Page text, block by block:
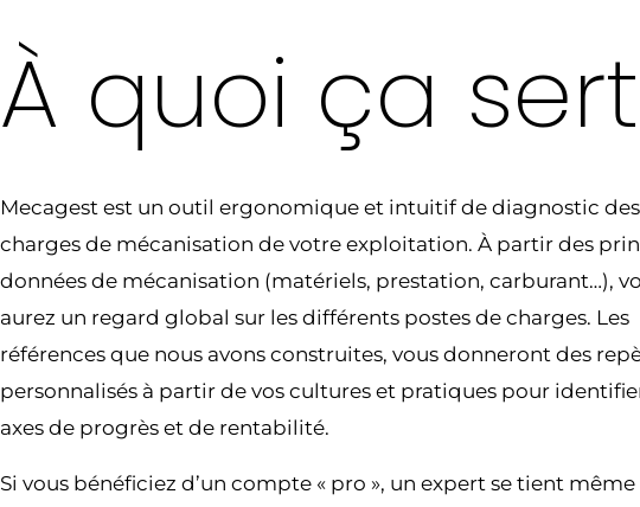
À quoi ça
Mecagest est un outil ergonomique et intuitif de diagnostic des
charges de mécanisation de votre exploitation. À partir des
données de mécanisation (matériels, prestation, carburant…),
aurez un regard global sur les différents postes de charges. Les
références que nous avons construites, vous donneront des
personnalisés à partir de vos cultures et pratiques pour
axes de progrès et de rentabilité.
Si vous bénéficiez d’un compte « pro », un expert se tient